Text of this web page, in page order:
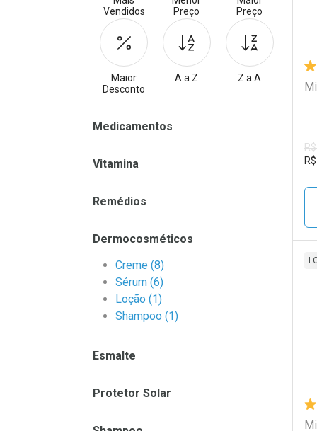
R$
Vendidos
Preço
Preço
Maior
Desconto
A a Z Z a A
Filtros
Medicamentos
Vitamina
Remédios
Dermocosméticos
Creme (8)
Sérum (6)
Loção (1)
Shampoo (1)
Esmalte
Protetor Solar